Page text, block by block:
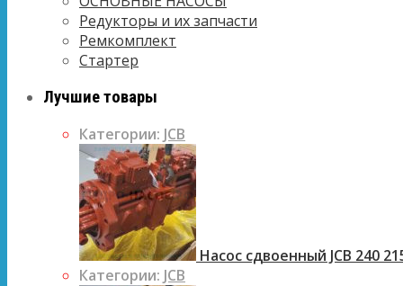
Редукторы и их запчасти
Ремкомплект
Стартер
Лучшие товары
Категории: JCB
Насос сдвоенный JCB 240
Категории: JCB